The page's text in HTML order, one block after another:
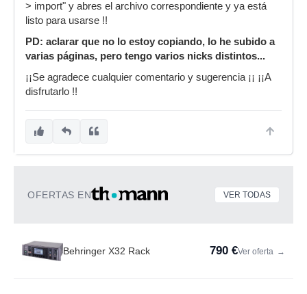
> import" y abres el archivo correspondiente y ya está
listo para usarse !!
PD: aclarar que no lo estoy copiando, lo he subido a
varias páginas, pero tengo varios nicks distintos...
¡¡Se agradece cualquier comentario y sugerencia ¡¡ ¡¡A
disfrutarlo !!
OFERTAS EN VER TODAS
Behringer X32 Rack 790 €Ver oferta →